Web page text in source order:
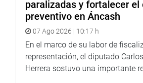
paralizadas y fortalecer el
preventivo en Áncash
07 Ago 2026 | 10:17 h
En el marco de su labor de
representación, el diputado
Herrera sostuvo una importante